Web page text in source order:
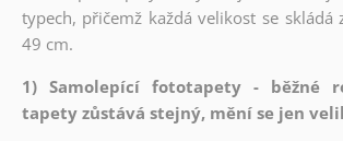
typech, přičemž každá velikost se skládá
49 cm.
1) Samolepící fototapety - běžné
tapety zůstává stejný, mění se jen